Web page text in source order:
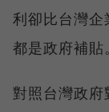
利卻比台灣企
都是政府補貼。
對照台灣政